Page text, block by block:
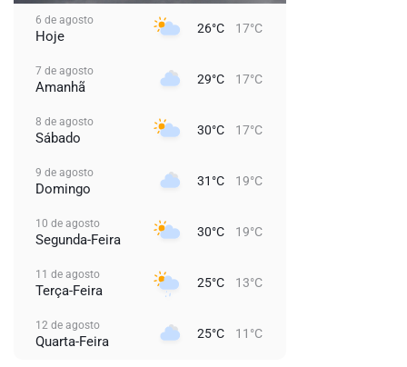
6 de agosto
Hoje 26°C 17°C
7 de agosto
Amanhã 29°C 17°C
8 de agosto
Sábado 30°C 17°C
9 de agosto
Domingo 31°C 19°C
10 de agosto
Segunda-Feira 30°C 19°C
11 de agosto
Terça-Feira 25°C 13°C
12 de agosto
Quarta-Feira 25°C 11°C